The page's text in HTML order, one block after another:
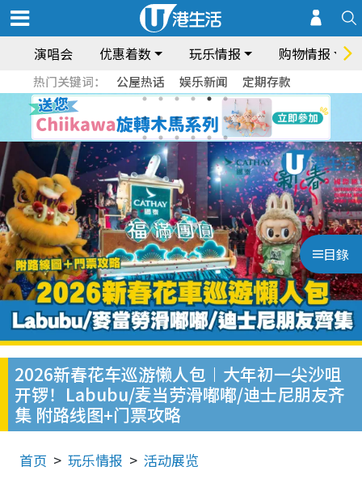
演唱会 优惠着数 玩乐情报 购物情报
热门关键词： 公屋热话 娱乐新闻 定期存款
目錄
2026新春花车巡游懒人包︱大年初一尖沙咀
开锣！Labubu/麦当劳滑嘟嘟/迪士尼朋友齐
集 附路线图+门票攻略
首页 玩乐情报 活动展览